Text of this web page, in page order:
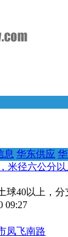
息 华东供应
米径六公分
球40以上，分
09:27
凤飞南路